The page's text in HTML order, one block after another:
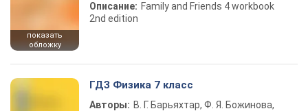
показать
обложку
Описание: Family and Friends 4 workbook
2nd edition
ГДЗ Физика 7 класс
Авторы: В. Г. Барьяхтар, Ф. Я. Божинова,